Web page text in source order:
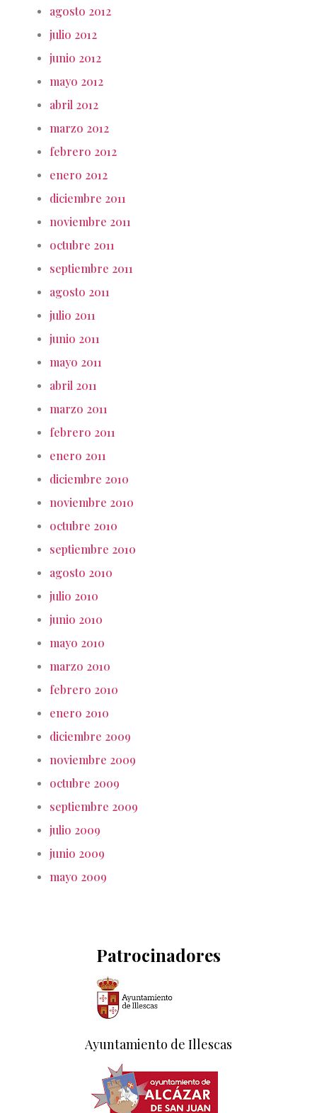
agosto 2012
julio 2012
junio 2012
mayo 2012
abril 2012
marzo 2012
febrero 2012
enero 2012
diciembre 2011
noviembre 2011
octubre 2011
septiembre 2011
agosto 2011
julio 2011
junio 2011
mayo 2011
abril 2011
marzo 2011
febrero 2011
enero 2011
diciembre 2010
noviembre 2010
octubre 2010
septiembre 2010
agosto 2010
julio 2010
junio 2010
mayo 2010
marzo 2010
febrero 2010
enero 2010
diciembre 2009
noviembre 2009
octubre 2009
septiembre 2009
julio 2009
junio 2009
mayo 2009
Patrocinadores
Ayuntamiento de Illescas